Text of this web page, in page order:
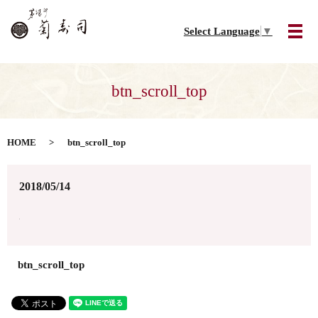
Select Language ▼
メ
btn_scroll_top
HOME btn_scroll_top
2018/05/14
btn_scroll_top